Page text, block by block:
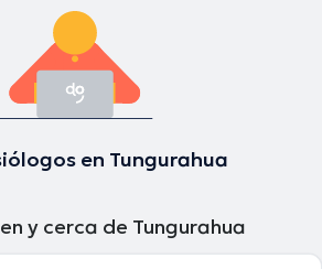
en Tungurahua
y cerca de Tungurahua